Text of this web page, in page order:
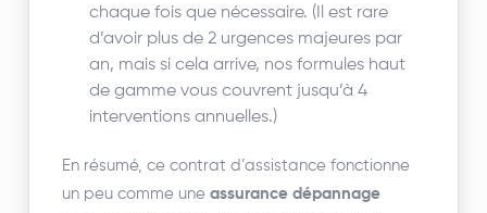
chaque fois que nécessaire. (Il est rare
d’avoir plus de 2 urgences majeures par
an, mais si cela arrive, nos formules haut
de gamme vous couvrent jusqu’à 4
interventions annuelles.)
En résumé, ce contrat d’assistance fonctionne
un peu comme uneassurance dépannage